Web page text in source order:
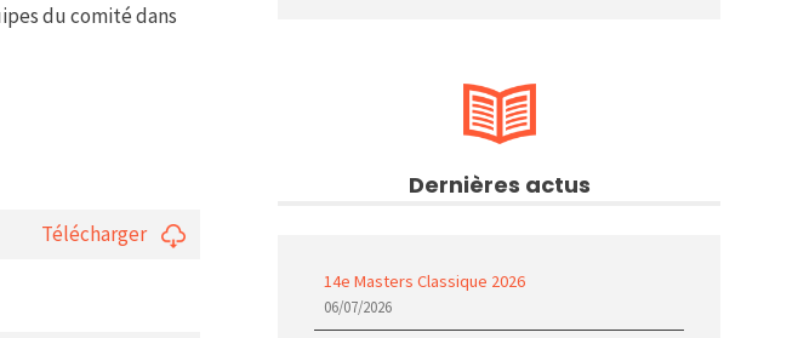
du comité dans
Télécharger
Dernières actus
14e Masters Classique 2026
06/07/2026